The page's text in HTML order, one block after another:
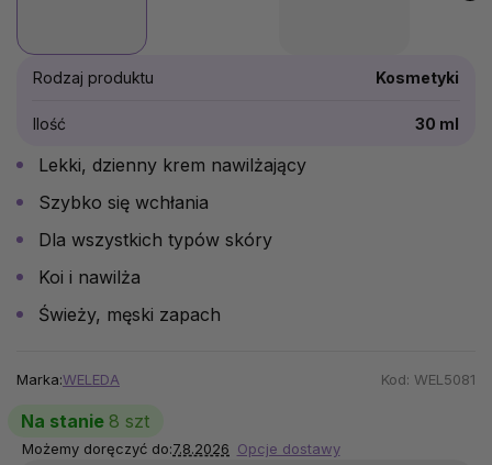
Lekki, dzienny krem nawilżający
Szybko się wchłania
Dla wszystkich typów skóry
Koi i nawilża
Świeży, męski zapach
Marka:WELEDA Kod: WEL5081
Rodzaj produktu Kosmetyki
Ilość 30 ml
Na stanie 8 szt
Możemy doręczyć do:7.8.2026 Opcje dostawy